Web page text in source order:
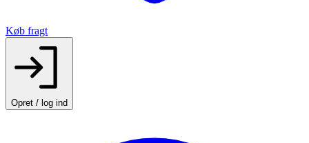
Køb fragt
Opret / log ind